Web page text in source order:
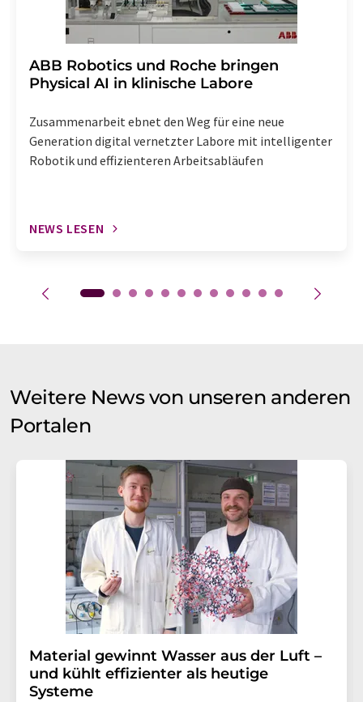
​​​​​​​ABB Robotics und Roche bringen
Physical AI in klinische Labore
Zusammenarbeit ebnet den Weg für eine neue
Generation digital vernetzter Labore mit intelligenter
Robotik und effizienteren Arbeitsabläufen
NEWS LESEN
Weitere News von unseren anderen
Portalen
Material gewinnt Wasser aus der Luft –
und kühlt effizienter als heutige
Systeme